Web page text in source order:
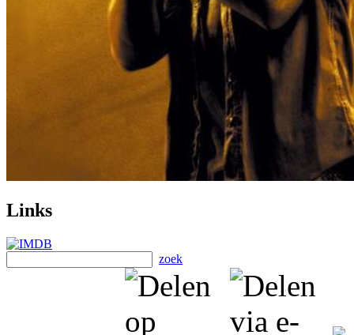
Links
zoek